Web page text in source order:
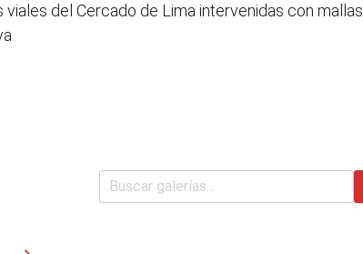
del Cercado de Lima intervenidas con mallas